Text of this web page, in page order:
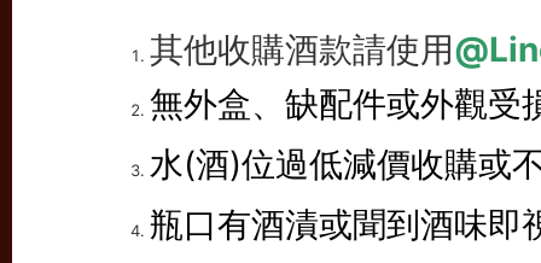
其他收購酒款請使用
無外盒、缺配件或外觀受
水(酒)位過低減價收購或
瓶口有酒漬或聞到酒味即